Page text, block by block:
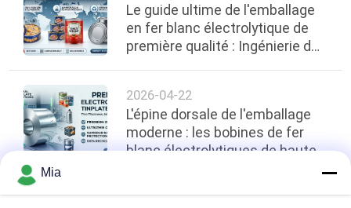
Le guide ultime de l'emballage
en fer blanc électrolytique de
première qualité : Ingénierie de
2026-04-22
L'épine dorsale de l'emballage
moderne : les bobines de fer
blanc électrolytiques de haute
qualité et leur impact industriel
Mia